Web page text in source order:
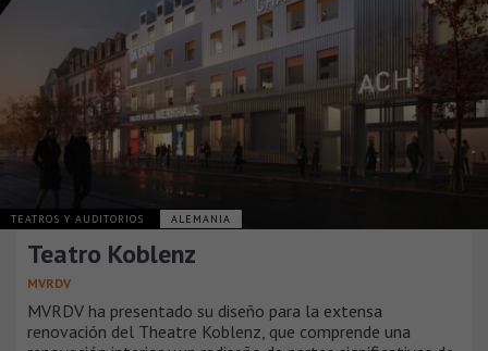
TEATROS Y AUDITORIOS ALEMANIA
Teatro Koblenz
MVRDV
MVRDV ha presentado su diseño para la extensa
renovación del Theatre Koblenz, que comprende una